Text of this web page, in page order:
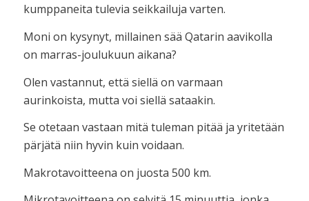
kumppaneita tulevia seikkailuja varten.
Moni on kysynyt, millainen sää Qatarin aavikolla
on marras-joulukuun aikana?
Olen vastannut, että siellä on varmaan
aurinkoista, mutta voi siellä sataakin.
Se otetaan vastaan mitä tuleman pitää ja yritetään
pärjätä niin hyvin kuin voidaan.
Makrotavoitteena on juosta 500 km.